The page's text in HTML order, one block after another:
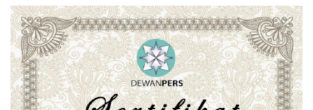
PENGADAAN SUMSEL
RESMI TERBUKA!